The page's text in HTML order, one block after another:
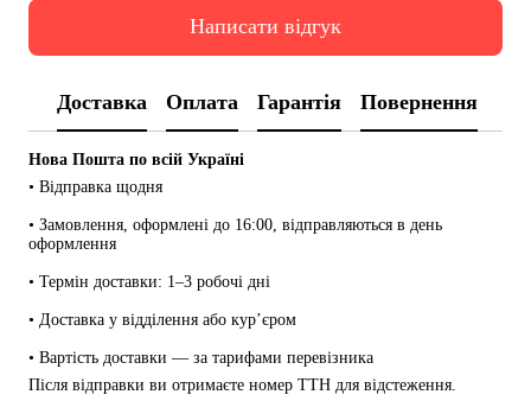
Написати відгук
Доставка Оплата Гарантія Повернення
Нова Пошта по всій Україні
• Відправка щодня
• Замовлення, оформлені до 16:00, відправляються в день
оформлення
• Термін доставки: 1–3 робочі дні
• Доставка у відділення або кур’єром
• Вартість доставки — за тарифами перевізника
Після відправки ви отримаєте номер ТТН для відстеження.